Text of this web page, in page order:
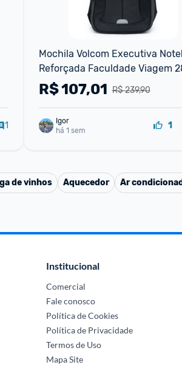
1
Mochila Volcom Executiva
Reforçada Faculdade Viagem
Litros
R$ 239,90
R$107,01
Igor
há 1 sem
1
de vinhos Aquecedor Ar
Institucional
Comercial
Fale conosco
Política de Cookies
Política de Privacidade
Termos de Uso
Mapa Site